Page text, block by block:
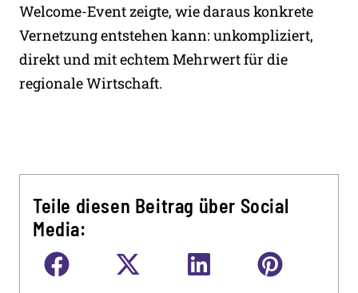
Welcome-Event zeigte, wie daraus konkrete
Vernetzung entstehen kann: unkompliziert,
direkt und mit echtem Mehrwert für die
regionale Wirtschaft.
Teile diesen Beitrag über Social
Media: